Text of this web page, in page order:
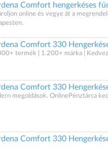
Comfort hengerkéses
online és vegye át a
Comfort 330
termék | 1.200+ márka |
Comfort 330
megoldások. OnlinePénztárca
Comfort 330